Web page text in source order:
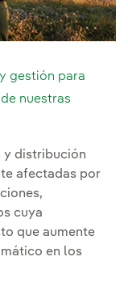
gestión para
nuestras
y distribución
afectadas por
cuya
que aumente
en los